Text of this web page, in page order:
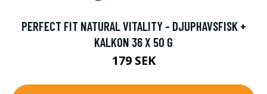
PERFECT FIT NATURAL VITALITY - DJUPHAVSFISK +
KALKON 36 X 50 G
179 SEK